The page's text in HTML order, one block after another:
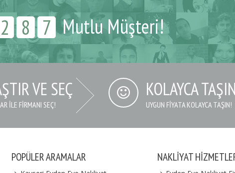
2 8 7 Mutlu Müşteri!
VE SEÇ
İLE FIRMANI SEÇ!
KOLAYCA TAŞIN
UYGUN FIYATA KOLAYCA TAŞIN!
POPÜLER ARAMALAR NAKLIYAT